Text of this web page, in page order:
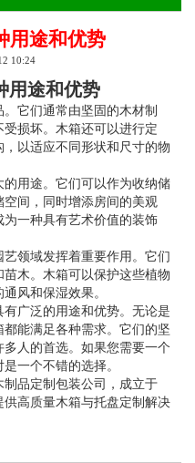
用途和优势
12 10:24
用途和优势
它们通常由坚固的木材制
损坏。木箱还可以进行定
以适应不同形状和尺寸的物
用途。它们可以作为收纳储
间，同时增添房间的美观
一种具有艺术价值的装饰
领域发挥着重要作用。它们
木。木箱可以保护这些植物
风和保湿效果。
广泛的用途和优势。无论是
能满足各种需求。它们的坚
人的首选。如果您需要一个
一个不错的选择。
品定制包装公司，成立于
供高质量木箱与托盘定制解决